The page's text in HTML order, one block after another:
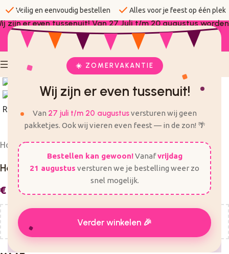
☀️ ZOMERVAKANTIE
Wij zijn er even tussenuit!
Van 27 juli t/m 20 augustusversturen wij geen
pakketjes. Ook wij vieren even feest — in de zon! 🌴
Bestellen kan gewoon!Vanafvrijdag
21 augustus versturen we je bestelling weer zo
snel mogelijk.
Verder winkelen 🎉
check Veilig en eenvoudig bestellen check Alles voor je feest op één plek
zijn er even tussenuit! Van 27 Juli t/m 20 augustus worden
er geen bestellingen verzonden.
Click to enlarge
Home Bruiloft Versiering bruiloft
Honeycomb | Roze
€ 0,99
Nog voor gratis verzending!